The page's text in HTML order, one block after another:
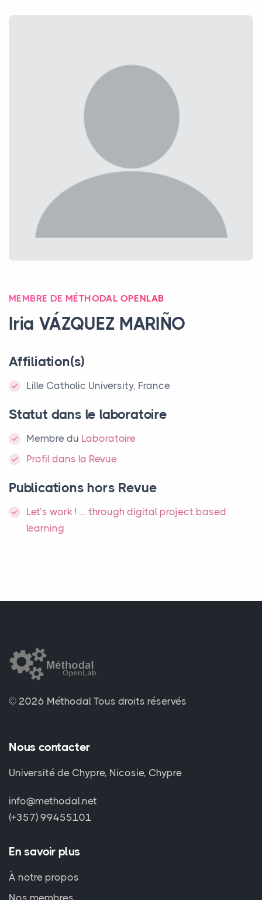
MEMBRE DE MÉTHODAL OPENLAB
Iria VÁZQUEZ MARIÑO
Affiliation(s)
Lille Catholic University, France
Statut dans le laboratoire
Membre du Laboratoire
Profil dans la Revue
Publications hors Revue
Let’s work ! … through digital project based
learning
© 2026 Méthodal Tous droits réservés
Nous contacter
Université de Chypre, Nicosie, Chypre
info@methodal.net
(+357) 99455101
En savoir plus
À notre propos